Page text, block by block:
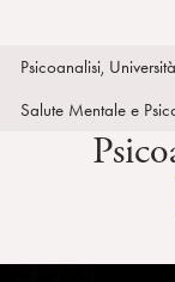
Psicoanalisi,
Salute Mentale e